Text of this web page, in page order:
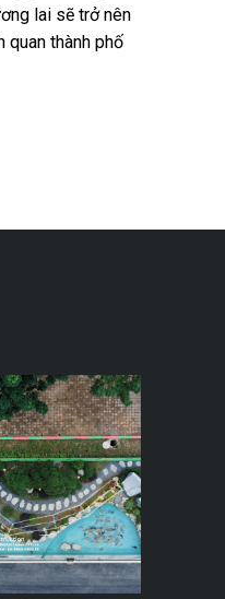
lai sẽ trở nên
quan thành phố